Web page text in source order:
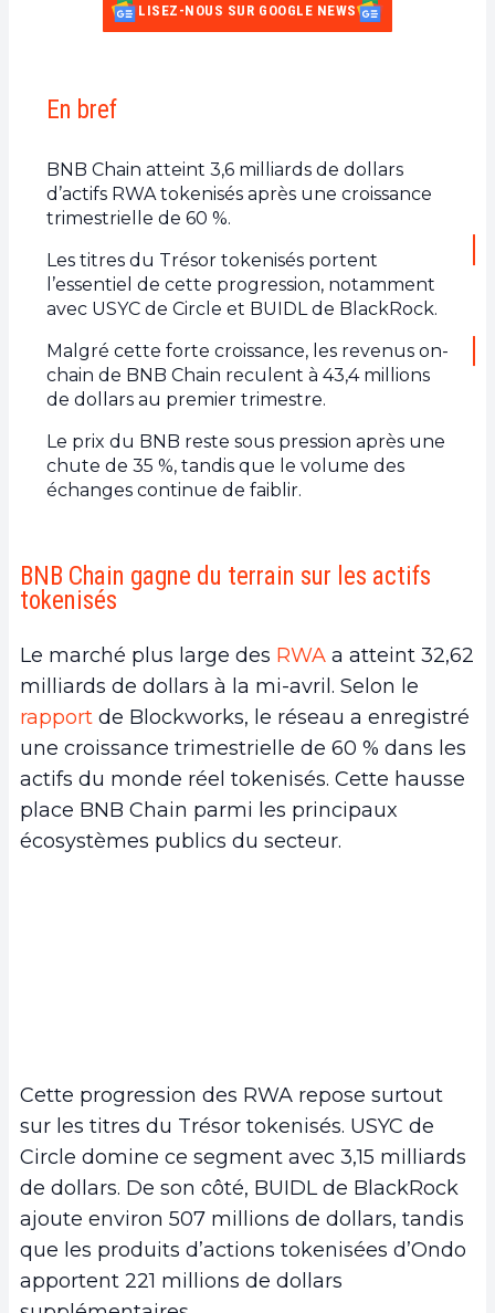
LISEZ-NOUS SUR GOOGLE NEWS
En bref
BNB Chain atteint 3,6 milliards de dollars
d’actifs RWA tokenisés après une croissance
trimestrielle de 60 %.
Les titres du Trésor tokenisés portent
l’essentiel de cette progression, notamment
avec USYC de Circle et BUIDL de BlackRock.
Malgré cette forte croissance, les revenus on-
chain de BNB Chain reculent à 43,4 millions
de dollars au premier trimestre.
Le prix du BNB reste sous pression après une
chute de 35 %, tandis que le volume des
échanges continue de faiblir.
BNB Chain gagne du terrain sur les actifs
tokenisés
Le marché plus large des RWA a atteint 32,62
milliards de dollars à la mi-avril. Selon le
rapport de Blockworks, le réseau a enregistré
une croissance trimestrielle de 60 % dans les
actifs du monde réel tokenisés. Cette hausse
place BNB Chain parmi les principaux
écosystèmes publics du secteur.
Cette progression des RWA repose surtout
sur les titres du Trésor tokenisés. USYC de
Circle domine ce segment avec 3,15 milliards
de dollars. De son côté, BUIDL de BlackRock
ajoute environ 507 millions de dollars, tandis
que les produits d’actions tokenisées d’Ondo
apportent 221 millions de dollars